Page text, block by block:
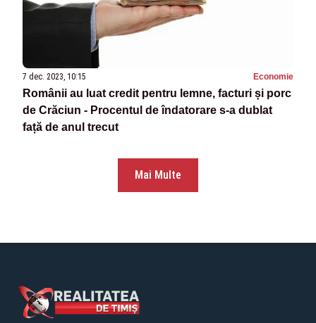
7 dec. 2023, 10:15 Economie
Românii au luat credit pentru lemne, facturi și porc
de Crăciun - Procentul de îndatorare s-a dublat
față de anul trecut
Mai Multe